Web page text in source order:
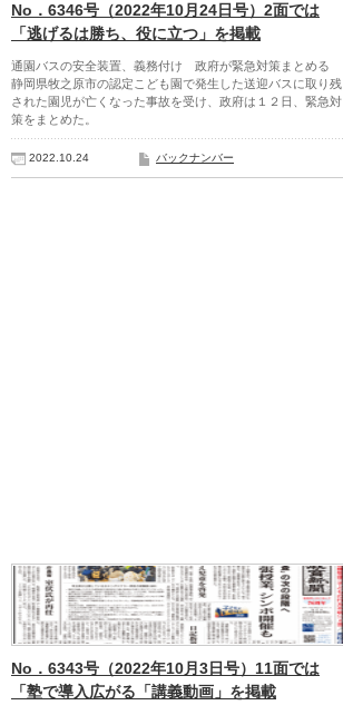
No．6346号（2022年10月24日号）2面では
「逃げるは勝ち、役に立つ」を掲載
通園バスの安全装置、義務付け 政府が緊急対策まとめる
静岡県牧之原市の認定こども園で発生した送迎バスに取り残
された園児が亡くなった事故を受け、政府は１２日、緊急対
策をまとめた。
2022.10.24 バックナンバー
No．6343号（2022年10月3日号）11面では
「塾で導入広がる「講義動画」を掲載